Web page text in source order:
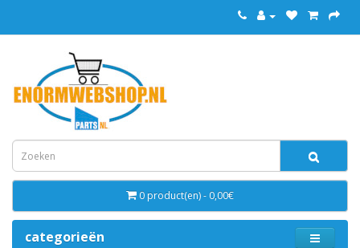
0 product(en) - 0,00€
categorieën